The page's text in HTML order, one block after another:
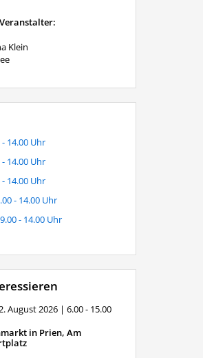
Klein
14.00 Uhr
14.00 Uhr
14.00 Uhr
- 14.00 Uhr
- 14.00 Uhr
August 2026 | 6.00 - 15.00
in Prien, Am